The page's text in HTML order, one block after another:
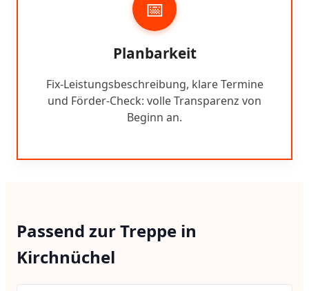
📅
Planbarkeit
Fix-Leistungsbeschreibung, klare Termine
und Förder-Check: volle Transparenz von
Beginn an.
Passend zur Treppe in
Kirchnüchel